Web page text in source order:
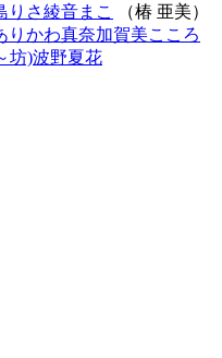
りさ綾音まこ
（椿 亜美）
りかわ真奈加賀美こころ
坊)波野夏花